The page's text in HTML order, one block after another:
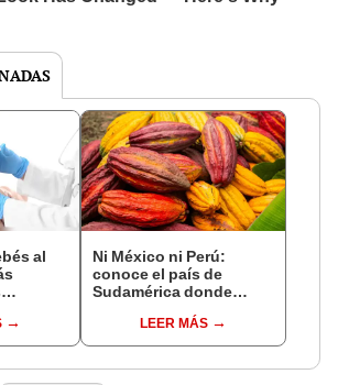
al
Ni México ni Perú:
conoce el país de
Sudamérica donde
estudioLEER MÁS